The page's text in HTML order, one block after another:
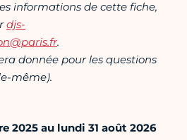
informations de cette fiche,
djs-
.
donnée pour les questions
même).
2025 au lundi 31 août 2026